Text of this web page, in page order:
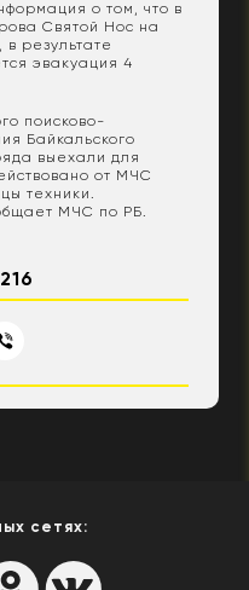
о том, что в
Святой Нос на
результате
эвакуация 4
поисково-
Байкальского
выехали для
от МЧС
техники.
МЧС по РБ.
сетях: